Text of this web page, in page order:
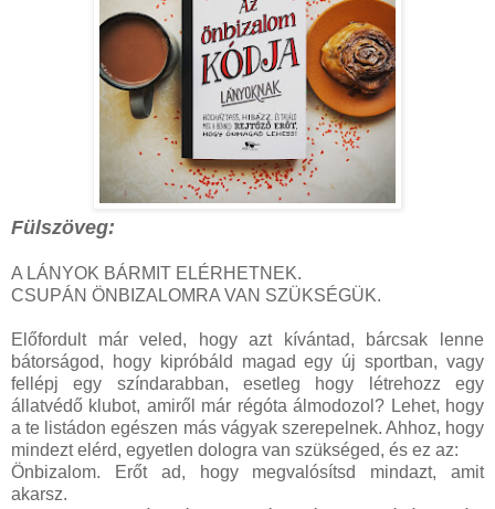
Fülszöveg:
A ​LÁNYOK BÁRMIT ELÉRHETNEK.
CSUPÁN ÖNBIZALOMRA VAN SZÜKSÉGÜK.
Előfordult már veled, hogy azt kívántad, bárcsak lenne
bátorságod, hogy kipróbáld magad egy új sportban, vagy
fellépj egy színdarabban, esetleg hogy létrehozz egy
állatvédő klubot, amiről már régóta álmodozol? Lehet, hogy
a te listádon egészen más vágyak szerepelnek. Ahhoz, hogy
mindezt elérd, egyetlen dologra van szükséged, és ez az:
Önbizalom. Erőt ad, hogy megvalósítsd mindazt, amit
akarsz.